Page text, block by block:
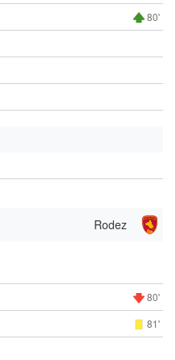
80'
Rodez
80'
81'